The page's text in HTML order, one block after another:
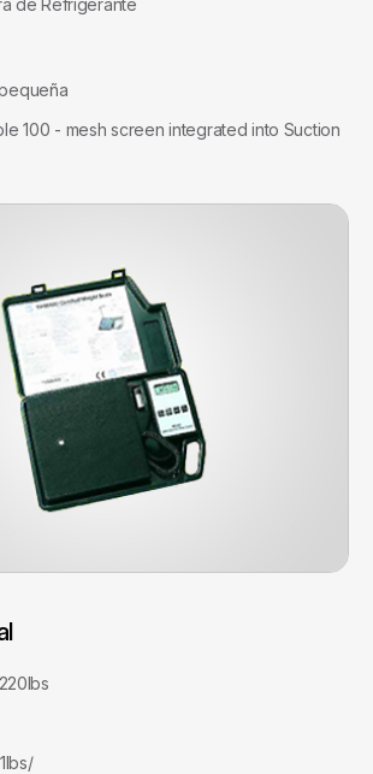
de Refrigerante
100 - mesh screen integrated into Suction
220lbs